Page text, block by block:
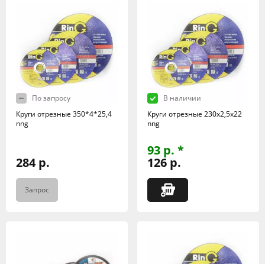
По запросу
Круги отрезные 350*4*25,4
nng
284 р.
Запрос
В наличии
Круги отрезные 230х2,5х22
nng
93 р. *
126 р.